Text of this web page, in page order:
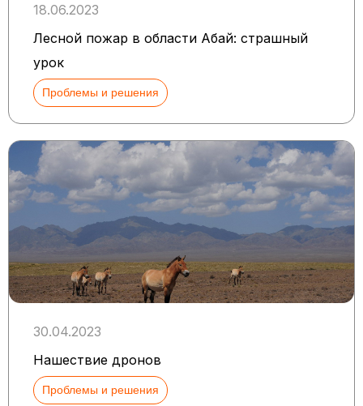
18.06.2023
Лесной пожар в области Абай: страшный
урок
Проблемы и решения
30.04.2023
Нашествие дронов
Проблемы и решения